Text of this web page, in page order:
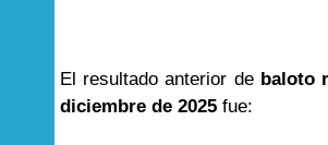
El resultado anterior de baloto
diciembre de 2025 fue: